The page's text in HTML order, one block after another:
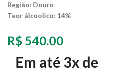
Região: Douro
Teor álcoolico: 14%
R$ 540.00
Em até 3x de